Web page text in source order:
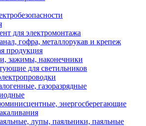
для электромонтажа
гофра, металлорукав и крепеж
продукция
зажимы, наконечники
для светильников
газоразрядные
энергосберегающие
лупы, паяльники, паяльные